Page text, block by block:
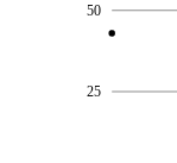
25
50